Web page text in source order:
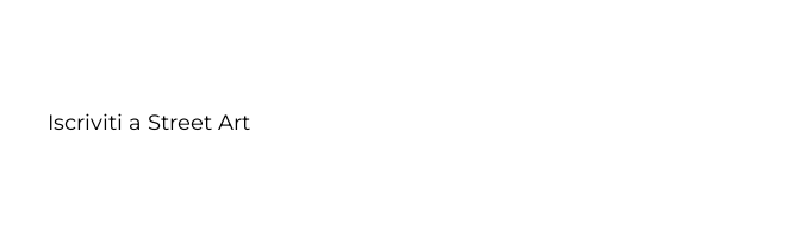
Iscriviti a Street Art